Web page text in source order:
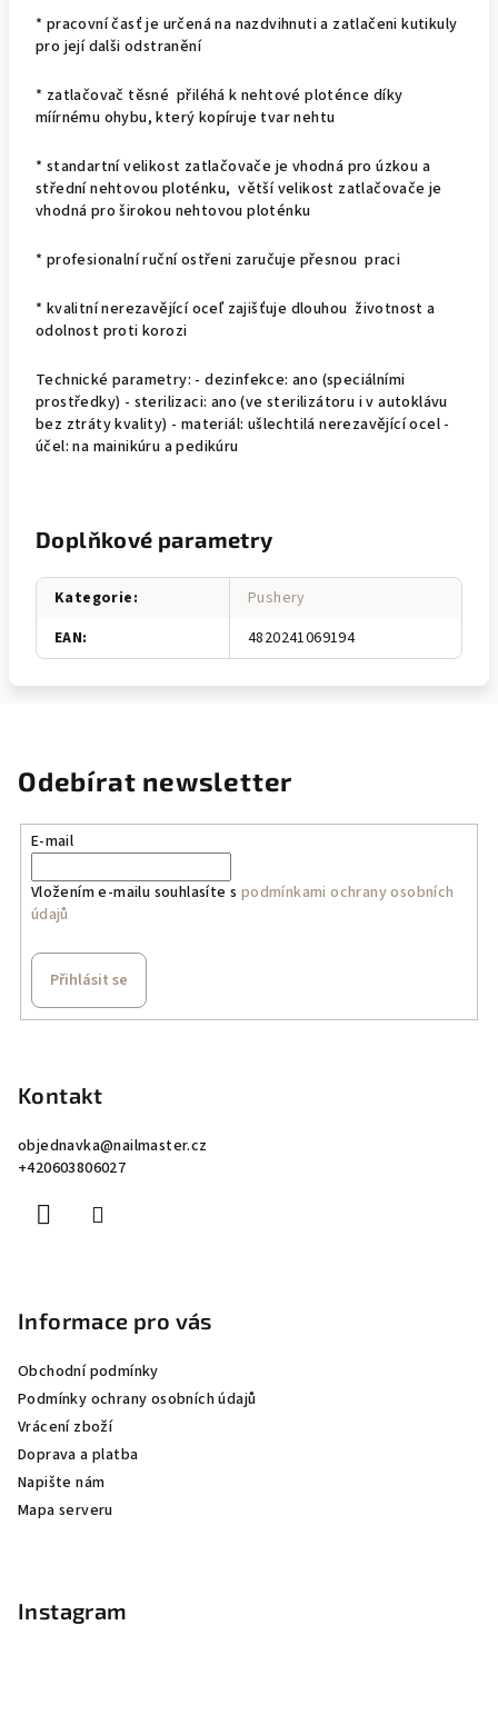
* pracovní časť je určená na nazdvihnuti a zatlačeni kutikuly
pro její dalši odstranění
* zatlačovač těsné přiléhá k nehtové ploténce díky
míírnému ohybu, který kopíruje tvar nehtu
* standartní velikost zatlačovače je vhodná pro úzkou a
střední nehtovou ploténku, větší velikost zatlačovače je
vhodná pro širokou nehtovou ploténku
* profesionalní ruční ostřeni zaručuje přesnou praci
* kvalitní nerezavějící oceľ zajišťuje dlouhou životnost a
odolnost proti korozi
Technické parametry: - dezinfekce: ano (speciálními
prostředky) - sterilizaci: ano (ve sterilizátoru i v autoklávu
bez ztráty kvality) - materiál: ušlechtilá nerezavějící ocel -
účel: na mainikúru a pedikúru
Doplňkové parametry
Kategorie:
Pushery
EAN: 4820241069194
Odebírat newsletter
E-mail
Vložením e-mailu souhlasíte s podmínkami ochrany osobních
údajů
Přihlásit se
Kontakt
objednavka@nailmaster.cz
+420603806027
Informace pro vás
Obchodní podmínky
Podmínky ochrany osobních údajů
Vrácení zboží
Doprava a platba
Napište nám
Mapa serveru
Instagram